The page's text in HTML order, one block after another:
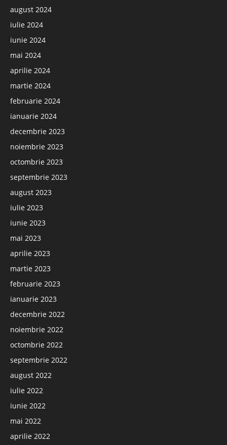
august 2024
iulie 2024
iunie 2024
mai 2024
aprilie 2024
martie 2024
februarie 2024
ianuarie 2024
decembrie 2023
noiembrie 2023
octombrie 2023
septembrie 2023
august 2023
iulie 2023
iunie 2023
mai 2023
aprilie 2023
martie 2023
februarie 2023
ianuarie 2023
decembrie 2022
noiembrie 2022
octombrie 2022
septembrie 2022
august 2022
iulie 2022
iunie 2022
mai 2022
aprilie 2022